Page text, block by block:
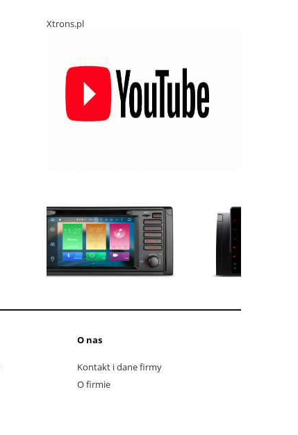
Xtrons.pl
O nas
Kontakt i dane firmy
O firmie